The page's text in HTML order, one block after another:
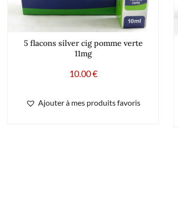
5 flacons silver cig pomme verte
11mg
10.00€
Ajouter à mes produits favoris